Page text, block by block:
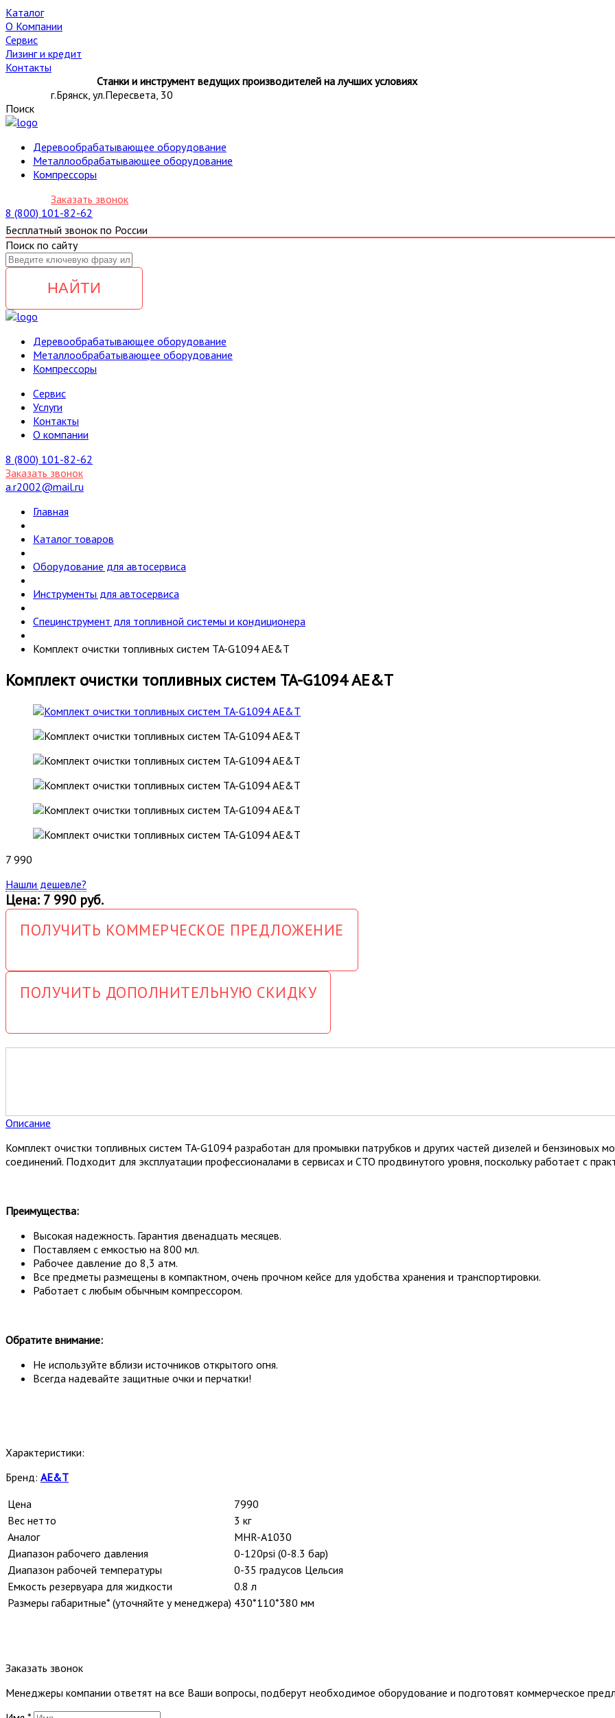
Каталог
О Компании
Сервис
Лизинг и кредит
Контакты
Станки и инструмент ведущих производителей на лучших условиях
г.Брянск, ул.Пересвета, 30
Поиск
Деревообрабатывающее оборудование
Металлообрабатывающее оборудование
Компрессоры
Заказать звонок
8 (800) 101-82-62
Бесплатный звонок по России
Поиск по сайту
НАЙТИ
Деревообрабатывающее оборудование
Металлообрабатывающее оборудование
Компрессоры
Cервис
Услуги
Контакты
О компании
8 (800) 101-82-62
Заказать звонок
a.r2002@mail.ru
Главная
Каталог товаров
Оборудование для автосервиса
Инструменты для автосервиса
Специнструмент для топливной системы и кондиционера
Комплект очистки топливных систем TA-G1094 AE&T
Комплект очистки топливных систем TA-G1094 AE&T
7 990
Нашли дешевле?
Цена: 7 990 руб.
ПОЛУЧИТЬ КОММЕРЧЕСКОЕ ПРЕДЛОЖЕНИЕ
ПОЛУЧИТЬ ДОПОЛНИТЕЛЬНУЮ СКИДКУ
Описание
Комплект очистки топливных систем TA-G1094 разработан для промывки патрубков и других частей дизелей и
соединений. Подходит для эксплуатации профессионалами в сервисах и СТО продвинутого уровня, поскольку работает с
Преимущества:
Высокая надежность. Гарантия двенадцать месяцев.
Поставляем с емкостью на 800 мл.
Рабочее давление до 8,3 атм.
Все предметы размещены в компактном, очень прочном кейсе для удобства хранения и транспортировки.
Работает с любым обычным компрессором.
Обратите внимание:
Не используйте вблизи источников открытого огня.
Всегда надевайте защитные очки и перчатки!
Характеристики:
Бренд: AE&T
Цена
7990
Вес нетто
3 кг
Аналог
MHR-A1030
Диапазон рабочего давления
0-120psi (0-8.3 бар)
Диапазон рабочей температуры
0-35 градусов Цельсия
Емкость резервуара для жидкости
0.8 л
Размеры габаритные* (уточняйте у менеджера) 430*110*380 мм
Заказать звонок
Менеджеры компании ответят на все Ваши вопросы, подберут необходимое оборудование и подготовят коммерческое